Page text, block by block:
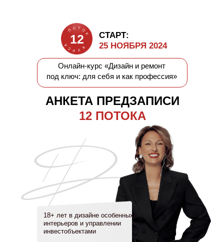
АНКЕТА ПРЕДЗАПИСИ
12 ПОТОКА
Онлайн-курс «Дизайн и ремонт
под ключ: для себя и как профессия»
12
СТАРТ:
25 НОЯБРЯ 2024
18+ лет в дизайне особенных
интерьеров и управлении
инвестобъектами